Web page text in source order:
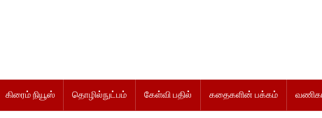
கிரைம் நியூஸ் தொழில்நுட்பம் கேள்வி பதில் கதைகளின் பக்கம்